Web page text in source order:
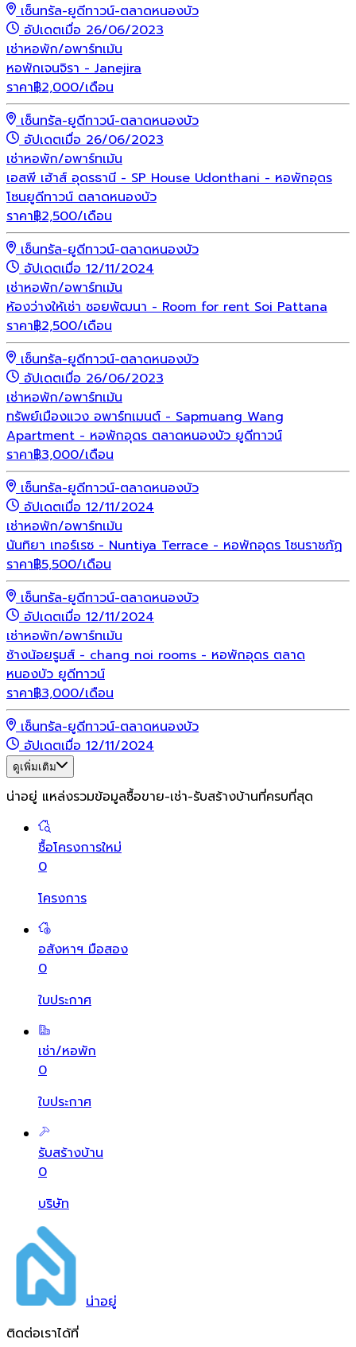
เซ็นทรัล-ยูดีทาวน์-ตลาดหนองบัว
อัปเดตเมื่อ 26/06/2023
เช่าหอพัก/อพาร์ทเม้น
หอพักเจนจิรา - Janejira
ราคา฿2,000/เดือน
เซ็นทรัล-ยูดีทาวน์-ตลาดหนองบัว
อัปเดตเมื่อ 26/06/2023
เช่าหอพัก/อพาร์ทเม้น
เอสพี เฮ้าส์ อุดรธานี - SP House Udonthani - หอพักอุดร
โซนยูดีทาวน์ ตลาดหนองบัว
ราคา฿2,500/เดือน
เซ็นทรัล-ยูดีทาวน์-ตลาดหนองบัว
อัปเดตเมื่อ 12/11/2024
เช่าหอพัก/อพาร์ทเม้น
ห้องว่างให้เช่า ซอยพัฒนา - Room for rent Soi Pattana
ราคา฿2,500/เดือน
เซ็นทรัล-ยูดีทาวน์-ตลาดหนองบัว
อัปเดตเมื่อ 26/06/2023
เช่าหอพัก/อพาร์ทเม้น
ทรัพย์เมืองแวง อพาร์ทเมนต์ - Sapmuang Wang
Apartment - หอพักอุดร ตลาดหนองบัว ยูดีทาวน์
ราคา฿3,000/เดือน
เซ็นทรัล-ยูดีทาวน์-ตลาดหนองบัว
อัปเดตเมื่อ 12/11/2024
เช่าหอพัก/อพาร์ทเม้น
นันทิยา เทอร์เรซ - Nuntiya Terrace - หอพักอุดร โซนราชภัฏ
ราคา฿5,500/เดือน
เซ็นทรัล-ยูดีทาวน์-ตลาดหนองบัว
อัปเดตเมื่อ 12/11/2024
เช่าหอพัก/อพาร์ทเม้น
ช้างน้อยรูมส์ - chang noi rooms - หอพักอุดร ตลาด
หนองบัว ยูดีทาวน์
ราคา฿3,000/เดือน
เซ็นทรัล-ยูดีทาวน์-ตลาดหนองบัว
อัปเดตเมื่อ 12/11/2024
ดูเพิ่มเติม
น่าอยู่ แหล่งรวมข้อมูลซื้อขาย-เช่า-รับสร้างบ้านที่ครบที่สุด
ซื้อโครงการใหม่
0
โครงการ
อสังหาฯ มือสอง
0
ใบประกาศ
เช่า/หอพัก
0
ใบประกาศ
รับสร้างบ้าน
0
บริษัท
น่าอยู่
ติดต่อเราได้ที่